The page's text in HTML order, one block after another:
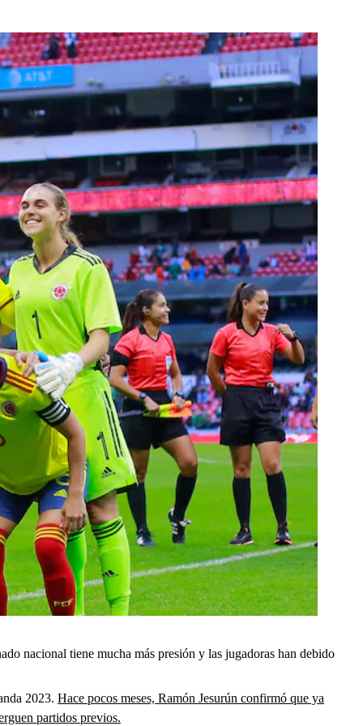
nacional tiene mucha más presión y las jugadoras han debido
2023. Hace pocos meses, Ramón Jesurún confirmó que ya
partidos previos.